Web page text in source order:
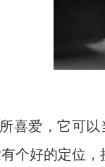
喜爱，它可
有个好的定位，